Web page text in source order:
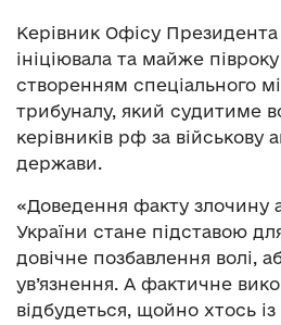
Керівник Офісу
ініціювала та майже
створенням спеціального
трибуналу, який судитиме
керівників рф за військову
держави.
«Доведення факту злочину
України стане підставою
довічне позбавлення волі,
ув’язнення. А фактичне
відбудеться, щойно хтось із